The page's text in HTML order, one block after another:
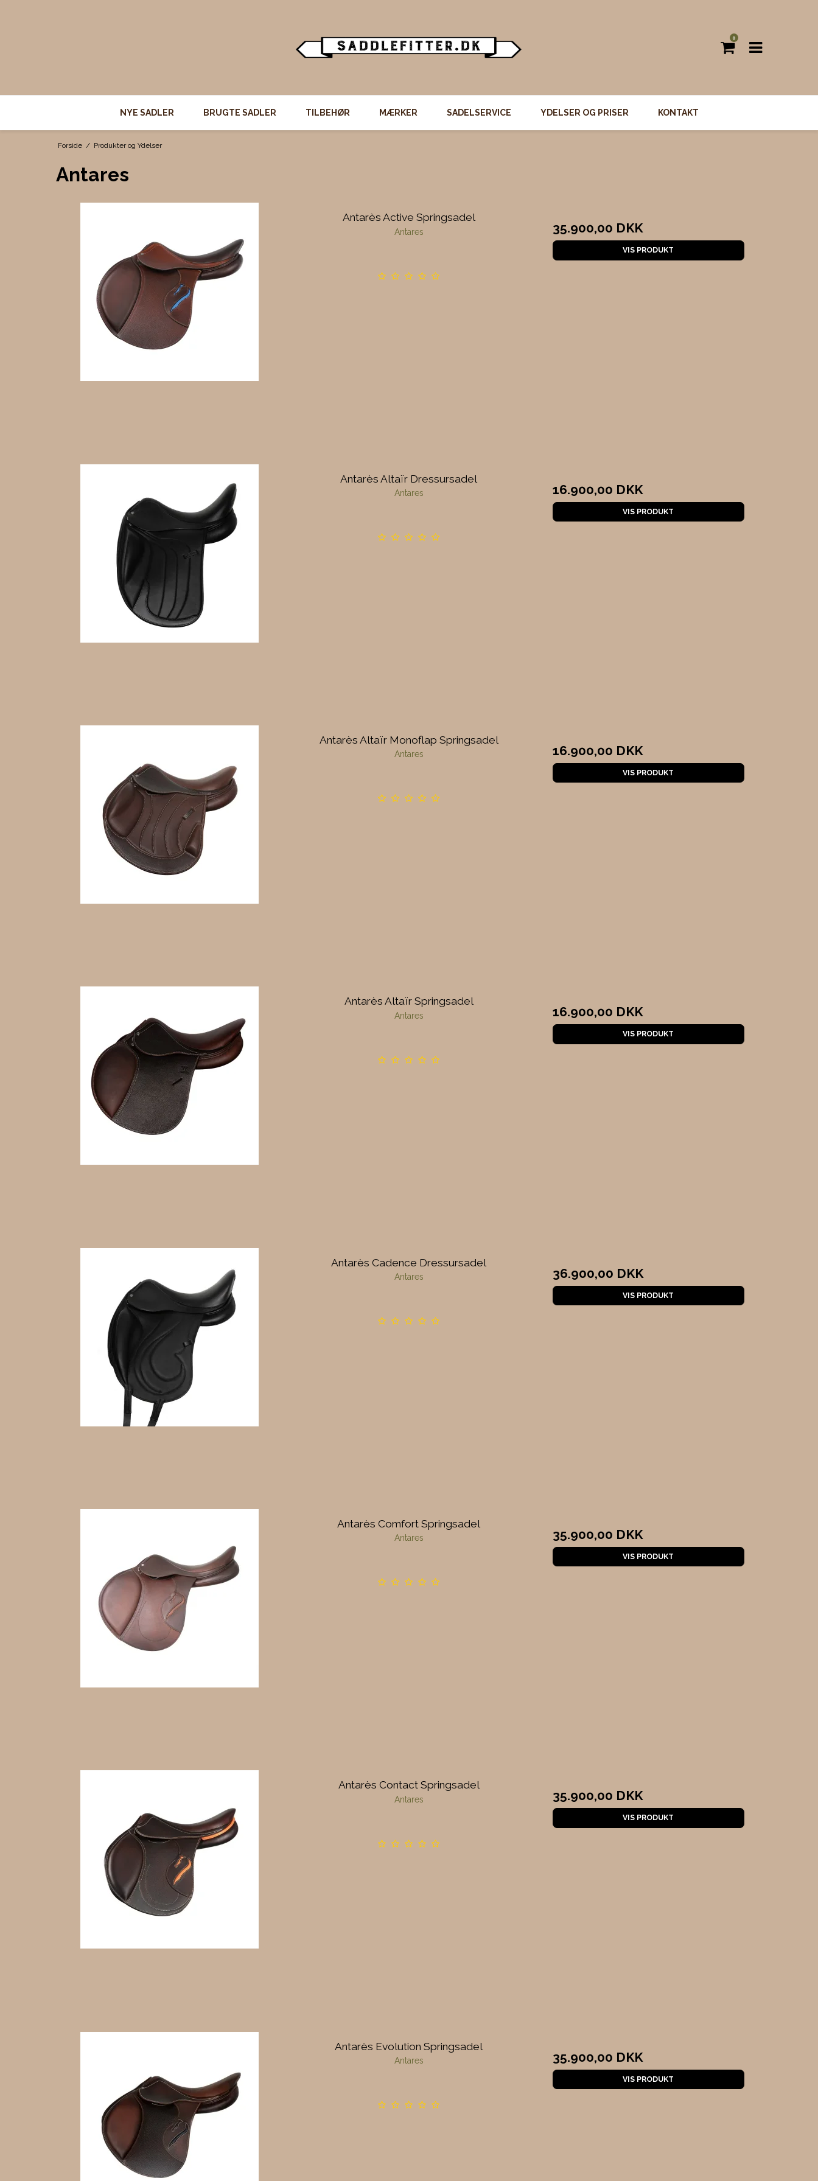
0
NYE SADLER BRUGTE SADLER TILBEHØR MÆRKER SADELSERVICE YDELSER OG PRISER KONTAKT
Forside / Produkter og Ydelser
Antares
Antarès Active Springsadel
Antares 35.900,00 DKK
VIS PRODUKT
Antarès Altaïr Dressursadel
Antares 16.900,00 DKK
VIS PRODUKT
Antarès Altaïr Monoflap Springsadel
Antares 16.900,00 DKK
VIS PRODUKT
Antarès Altaïr Springsadel
Antares 16.900,00 DKK
VIS PRODUKT
Antarès Cadence Dressursadel
Antares 36.900,00 DKK
VIS PRODUKT
Antarès Comfort Springsadel
Antares 35.900,00 DKK
VIS PRODUKT
Antarès Contact Springsadel
Antares 35.900,00 DKK
VIS PRODUKT
Antarès Evolution Springsadel
Antares 35.900,00 DKK
VIS PRODUKT